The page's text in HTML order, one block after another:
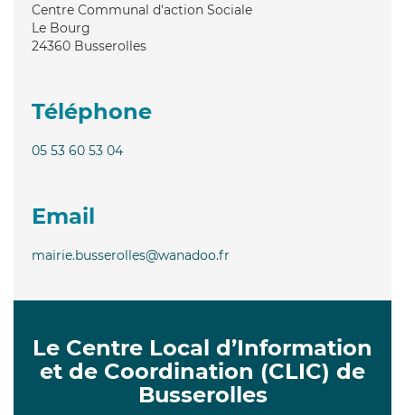
Centre Communal d'action Sociale
Le Bourg
24360 Busserolles
Téléphone
05 53 60 53 04
Email
mairie.busserolles@wanadoo.fr
Le Centre Local d’Information
et de Coordination (CLIC) de
Busserolles